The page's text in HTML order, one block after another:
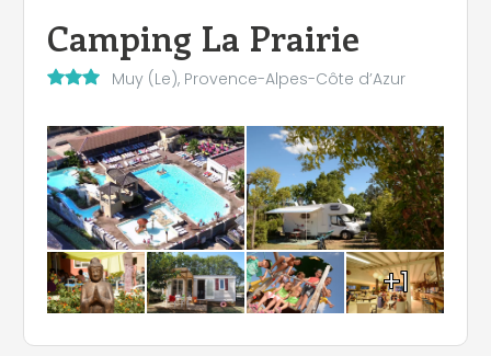
Camping La Prairie
Muy (Le), Provence-Alpes-Côte d’Azur
+1